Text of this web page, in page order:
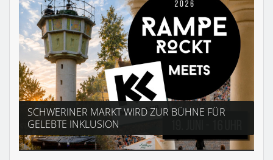
SCHWERINER MARKT WIRD ZUR BÜHNE FÜR
GELEBTE INKLUSION